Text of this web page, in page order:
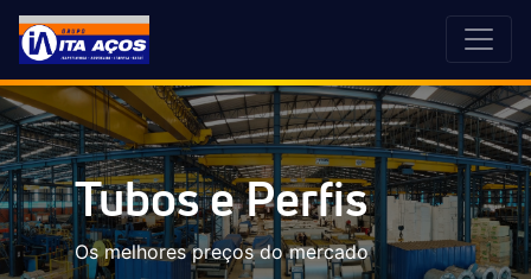
Tubos e Perfis
Os melhores preços do mercado